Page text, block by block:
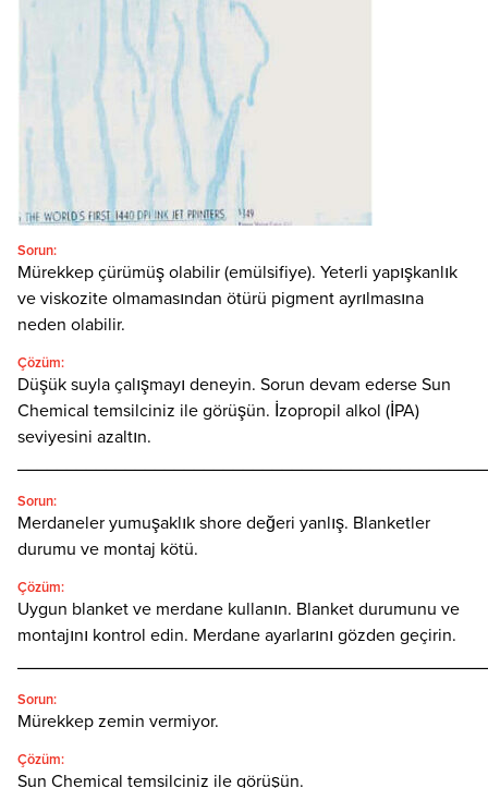
Türkçe
SEARCH
Sorun:
Mürekkep çürümüş olabilir (emülsifiye). Yeterli yapışkanlık
ve viskozite olmamasından ötürü pigment ayrılmasına
neden olabilir.
Çözüm:
Düşük suyla çalışmayı deneyin. Sorun devam ederse Sun
Chemical temsilciniz ile görüşün. İzopropil alkol (İPA)
seviyesini azaltın.
Sorun:
Merdaneler yumuşaklık shore değeri yanlış. Blanketler
durumu ve montaj kötü.
Çözüm:
Uygun blanket ve merdane kullanın. Blanket durumunu ve
montajını kontrol edin. Merdane ayarlarını gözden geçirin.
Sorun:
Mürekkep zemin vermiyor.
Çözüm:
Sun Chemical temsilciniz ile görüşün.